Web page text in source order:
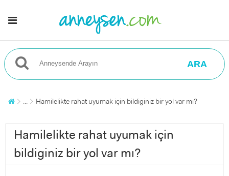
ARA
... Hamilelikte rahat uyumak için bildiginiz bir yol var mı?
Hamilelikte rahat uyumak için
bildiginiz bir yol var mı?